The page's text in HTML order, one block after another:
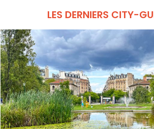
LES DERNIERS CITY-